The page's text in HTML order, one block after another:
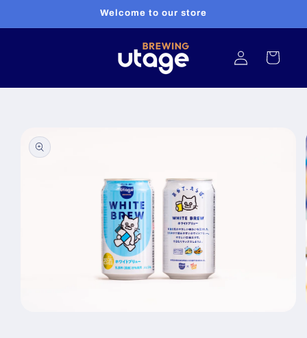
進む
Welcome to our store
ロ
グ
イ
ー
報にス
キップ